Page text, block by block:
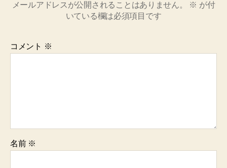
メールアドレスが公開されることはありません。 ※ が付
いている欄は必須項目です
コメント ※
名前 ※